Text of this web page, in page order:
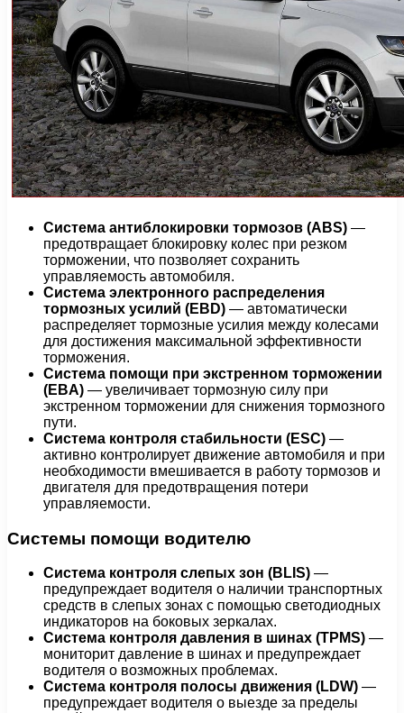
Система антиблокировки тормозов (ABS) —
предотвращает блокировку колес при резком
торможении, что позволяет сохранить
управляемость автомобиля.
Система электронного распределения
тормозных усилий (EBD) — автоматически
распределяет тормозные усилия между колесами
для достижения максимальной эффективности
торможения.
Система помощи при экстренном торможении
(EBA) — увеличивает тормозную силу при
экстренном торможении для снижения тормозного
пути.
Система контроля стабильности (ESC) —
активно контролирует движение автомобиля и при
необходимости вмешивается в работу тормозов и
двигателя для предотвращения потери
управляемости.
Системы помощи водителю
Система контроля слепых зон (BLIS) —
предупреждает водителя о наличии транспортных
средств в слепых зонах с помощью светодиодных
индикаторов на боковых зеркалах.
Система контроля давления в шинах (TPMS) —
мониторит давление в шинах и предупреждает
водителя о возможных проблемах.
Система контроля полосы движения (LDW) —
предупреждает водителя о выезде за пределы